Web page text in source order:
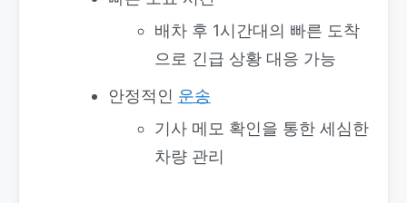
배차 후 1시간대의 빠른 도착
으로 긴급 상황 대응 가능
안정적인 운송
기사 메모 확인을 통한 세심한
차량 관리